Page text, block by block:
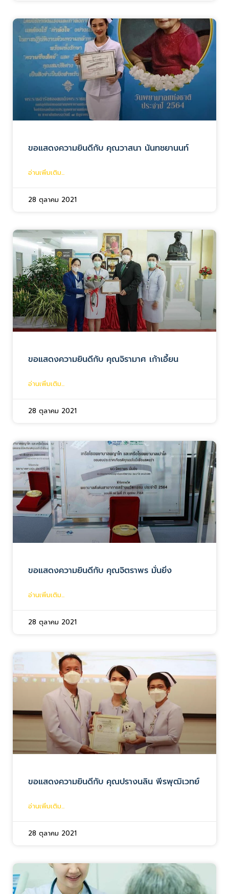
ขอแสดงความยินดีกับ คุณวาสนา นันทชยานนท์
อ่านเพิ่มเติม...
28 ตุลาคม 2021
ขอแสดงความยินดีกับ คุณจิรามาศ เก้าเอี้ยน
อ่านเพิ่มเติม...
28 ตุลาคม 2021
ขอแสดงความยินดีกับ คุณจิตราพร มั่นยิ่ง
อ่านเพิ่มเติม...
28 ตุลาคม 2021
ขอแสดงความยินดีกับ คุณปรางนลิน พีรพุฒิเวทย์
อ่านเพิ่มเติม...
28 ตุลาคม 2021